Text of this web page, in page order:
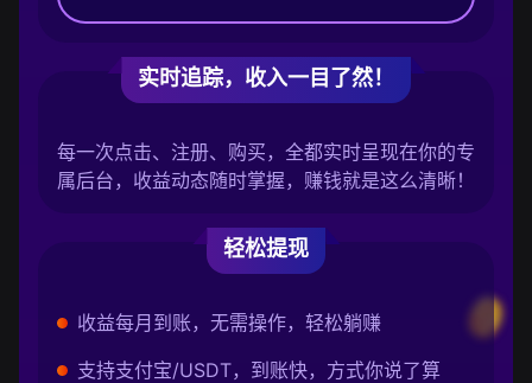
实时追踪，收入一目了然！
每一次点击、注册、购买，全都实时呈现在你的专
属后台，收益动态随时掌握，赚钱就是这么清晰！
轻松提现
收益每月到账，无需操作，轻松躺赚
支持支付宝/USDT，到账快，方式你说了算